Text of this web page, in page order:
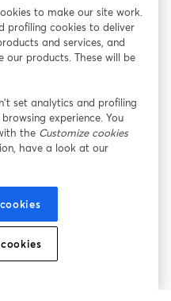
wird in einem neuen Tab geöffnet
X (Twitter)
wird in einem neuen Tab geöffnet
neuen Tab geöffnet
neuen Tab geöffnet
Cookie-Richtlinie
Hilfe-Center
to make our site work.
profiling cookies to deliver
and services, and
products. These will be
set analytics and profiling
experience. You
the Customize cookies
have a look at our